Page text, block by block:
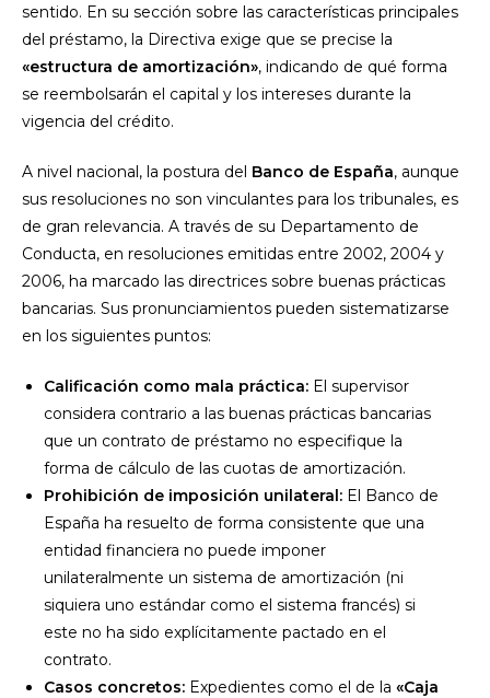
sentido. En su sección sobre las características principales
del préstamo, la Directiva exige que se precise la
«estructura de amortización», indicando de qué forma
se reembolsarán el capital y los intereses durante la
vigencia del crédito.
A nivel nacional, la postura del Banco de España, aunque
sus resoluciones no son vinculantes para los tribunales, es
de gran relevancia. A través de su Departamento de
Conducta, en resoluciones emitidas entre 2002, 2004 y
2006, ha marcado las directrices sobre buenas prácticas
bancarias. Sus pronunciamientos pueden sistematizarse
en los siguientes puntos:
Calificación como mala práctica: El supervisor
considera contrario a las buenas prácticas bancarias
que un contrato de préstamo no especifique la
forma de cálculo de las cuotas de amortización.
Prohibición de imposición unilateral: El Banco de
España ha resuelto de forma consistente que una
entidad financiera no puede imponer
unilateralmente un sistema de amortización (ni
siquiera uno estándar como el sistema francés) si
este no ha sido explícitamente pactado en el
contrato.
Casos concretos: Expedientes como el de la «Caja